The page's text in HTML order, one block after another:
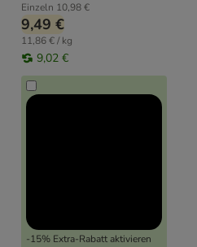
Einzeln 10,98 €
9,49 €
11,86 € / kg
9,02 €
-15% Extra-Rabatt aktivieren